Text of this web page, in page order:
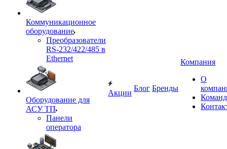
Коммуникационное
оборудование
Преобразователи
RS-232/422/485 в
Ethernet
Оборудование для
АСУ ТП
Панели
оператора
Акции
Блог Бренды
Компания
О